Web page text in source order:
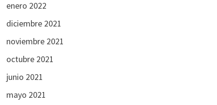
enero 2022
diciembre 2021
noviembre 2021
octubre 2021
junio 2021
mayo 2021